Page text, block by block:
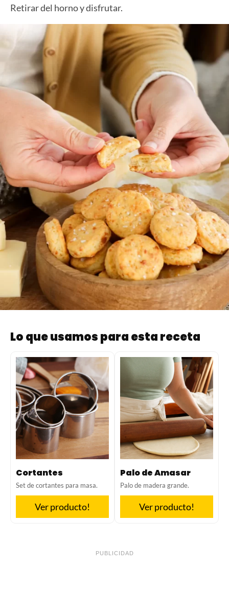
Retirar del horno y disfrutar.
Lo que usamos para esta receta
Cortantes
Set de cortantes para masa.
Ver producto!
Palo de Amasar
Palo de madera grande.
Ver producto!
PUBLICIDAD